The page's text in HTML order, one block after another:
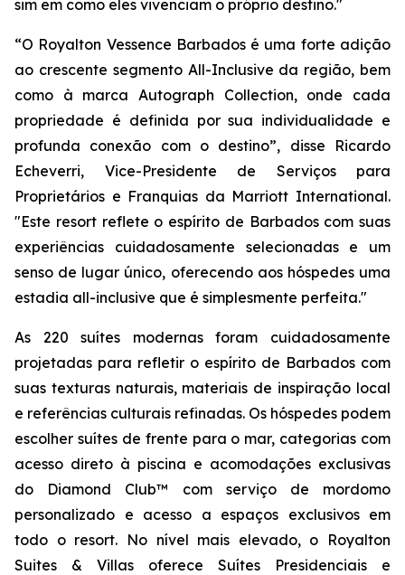
sim em como eles vivenciam o próprio destino."
“O Royalton Vessence Barbados é uma forte adição
ao crescente segmento All-Inclusive da região, bem
como à marca Autograph Collection, onde cada
propriedade é definida por sua individualidade e
profunda conexão com o destino”, disse Ricardo
Echeverri, Vice-Presidente de Serviços para
Proprietários e Franquias da Marriott International.
"Este resort reflete o espírito de Barbados com suas
experiências cuidadosamente selecionadas e um
senso de lugar único, oferecendo aos hóspedes uma
estadia all-inclusive que é simplesmente perfeita."
As 220 suítes modernas foram cuidadosamente
projetadas para refletir o espírito de Barbados com
suas texturas naturais, materiais de inspiração local
e referências culturais refinadas. Os hóspedes podem
escolher suítes de frente para o mar, categorias com
acesso direto à piscina e acomodações exclusivas
do Diamond Club™ com serviço de mordomo
personalizado e acesso a espaços exclusivos em
todo o resort. No nível mais elevado, o Royalton
Suites & Villas oferece Suítes Presidenciais e